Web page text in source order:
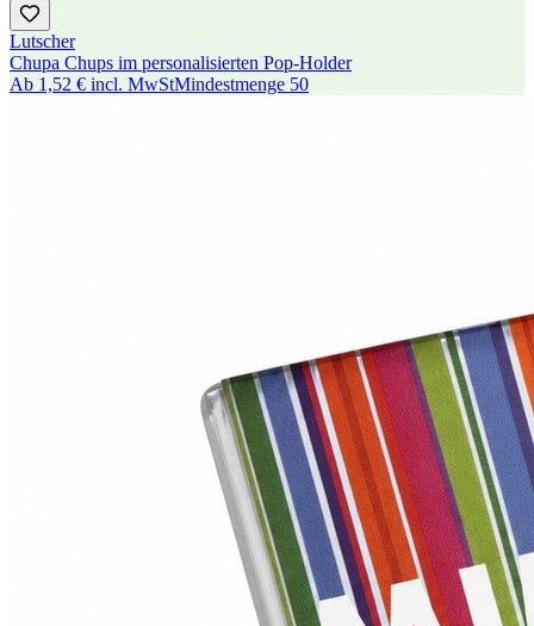
Lutscher
Chupa Chups im personalisierten Pop-Holder
Ab 1,52 € incl. MwStMindestmenge 50